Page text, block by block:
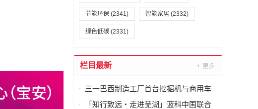
节能环保 (2341) 智能家居 (2332)
绿色低碳 (2331)
栏目最新
三一巴西制造工厂首台挖掘机与商用车
样机下线
「知行致远・走进芜湖」蓝科中国联合